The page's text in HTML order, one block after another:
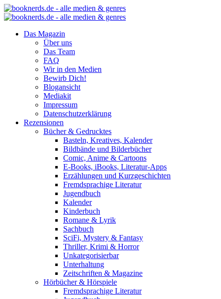
Das Magazin
Über uns
Das Team
FAQ
Wir in den Medien
Bewirb Dich!
Blogansicht
Mediakit
Impressum
Datenschutzerklärung
Rezensionen
Bücher & Gedrucktes
Basteln, Kreatives, Kalender
Bildbände und Bilderbücher
Comic, Anime & Cartoons
E-Books, iBooks, Literatur-Apps
Erzählungen und Kurzgeschichten
Fremdsprachige Literatur
Jugendbuch
Kalender
Kinderbuch
Romane & Lyrik
Sachbuch
SciFi, Mystery & Fantasy
Thriller, Krimi & Horror
Unkategorisierbar
Unterhaltung
Zeitschriften & Magazine
Hörbücher & Hörspiele
Fremdsprachige Literatur